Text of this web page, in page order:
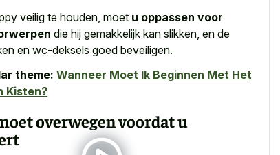
veilig te houden, moet u oppassen voor
die hij gemakkelijk kan slikken, en de
en wc-deksels goed beveiligen.
theme: Wanneer Moet Ik Beginnen Met Het
Kisten?
overwegen voordat u